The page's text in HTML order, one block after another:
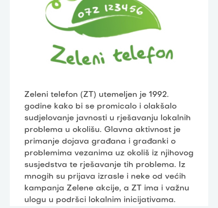
Zeleni telefon (ZT) utemeljen je 1992.
godine kako bi se promicalo i olakšalo
sudjelovanje javnosti u rješavanju lokalnih
problema u okolišu. Glavna aktivnost je
primanje dojava građana i građanki o
problemima vezanima uz okoliš iz njihovog
susjedstva te rješavanje tih problema. Iz
mnogih su prijava izrasle i neke od većih
kampanja Zelene akcije, a ZT ima i važnu
ulogu u podršci lokalnim inicijativama.